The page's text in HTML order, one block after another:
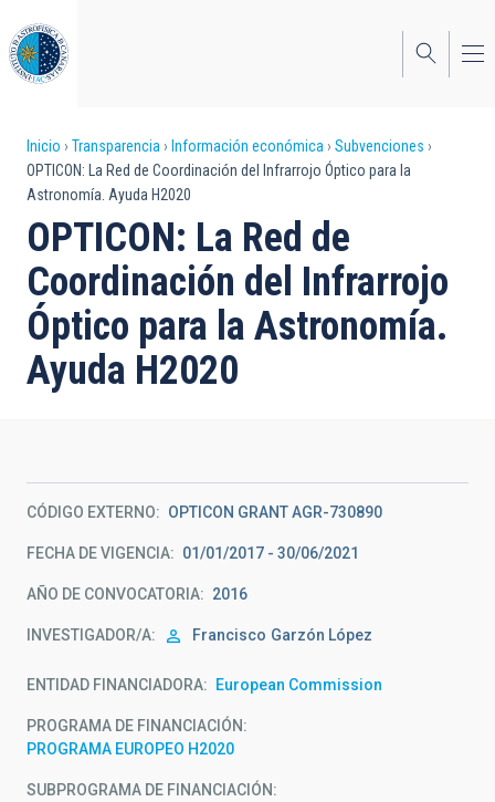
al
contenido
principal
Sobrescribir
enlaces
de
ayuda
a
la
navegación
Inicio Transparencia Información económica
Subvenciones
OPTICON: La Red de Coordinación del Infrarrojo Óptico para la
Astronomía. Ayuda H2020
OPTICON: La Red de
Coordinación del Infrarrojo
Óptico para la Astronomía.
Ayuda H2020
CÓDIGO EXTERNO OPTICON GRANT AGR-730890
FECHA DE VIGENCIA 01/01/2017 - 30/06/2021
AÑO DE CONVOCATORIA 2016
INVESTIGADOR/A Francisco Garzón López
ENTIDAD FINANCIADORA European Commission
PROGRAMA DE FINANCIACIÓN
PROGRAMA EUROPEO H2020
SUBPROGRAMA DE FINANCIACIÓN